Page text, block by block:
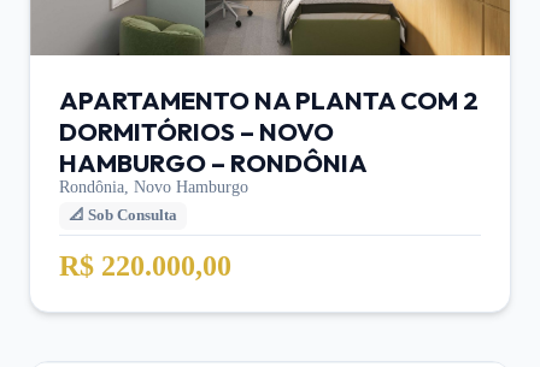
APARTAMENTO NA PLANTA COM 2
DORMITÓRIOS – NOVO
HAMBURGO – RONDÔNIA
Rondônia, Novo Hamburgo
📐 Sob Consulta
R$ 220.000,00